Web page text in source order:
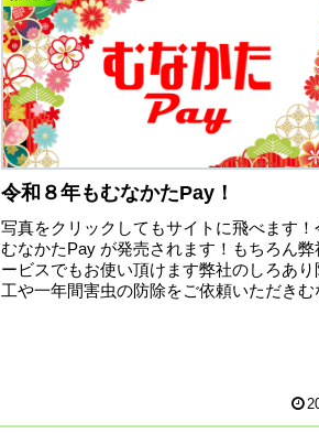
令和８年もむなかたPay！
写真をクリックしてもサイトに飛べます！
むなかたPay が発売されます！もちろん弊
ービスでもお使い頂けます弊社のしろあり
工や一年間害虫の防除をご依頼いただきむ